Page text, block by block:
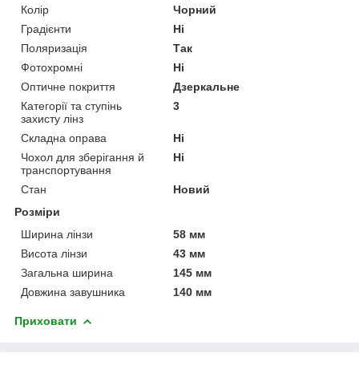
Колір
Чорний
Градієнти
Ні
Поляризація
Так
Фотохромні
Ні
Оптичне покриття
Дзеркальне
Категорії та ступінь
захисту лінз
3
Складна оправа
Ні
Чохол для зберігання й
транспортування
Ні
Стан
Новий
Розміри
Ширина лінзи
58 мм
Висота лінзи
43 мм
Загальна ширина
145 мм
Довжина завушника
140 мм
Приховати